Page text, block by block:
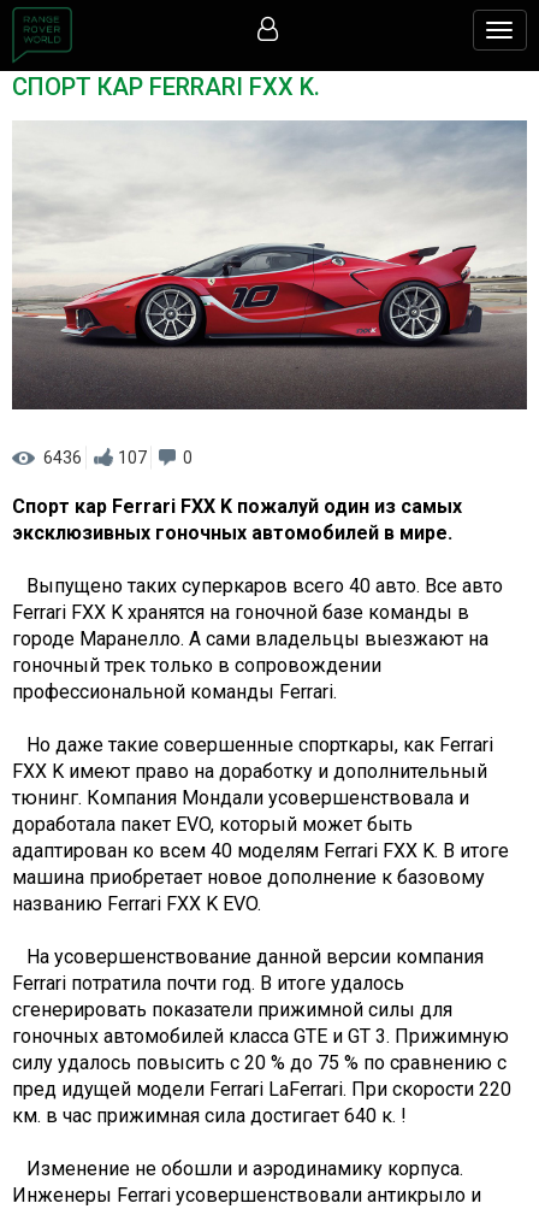
СПОРТ КАР FERRARI FXX K.
6436 107 0
Спорт кар Ferrari FXX K пожалуй один из самых
эксклюзивных гоночных автомобилей в мире.
Выпущено таких суперкаров всего 40 авто. Все авто
Ferrari FXX K хранятся на гоночной базе команды в
городе Маранелло. А сами владельцы выезжают на
гоночный трек только в сопровождении
профессиональной команды Ferrari.
Но даже такие совершенные спорткары, как Ferrari
FXX K имеют право на доработку и дополнительный
тюнинг. Компания Мондали усовершенствовала и
доработала пакет EVO, который может быть
адаптирован ко всем 40 моделям Ferrari FXX K. В итоге
машина приобретает новое дополнение к базовому
названию Ferrari FXX K EVO.
На усовершенствование данной версии компания
Ferrari потратила почти год. В итоге удалось
сгенерировать показатели прижимной силы для
гоночных автомобилей класса GTE и GT 3. Прижимную
силу удалось повысить с 20 % до 75 % по сравнению с
пред идущей модели Ferrari LaFerrari. При скорости 220
км. в час прижимная сила достигает 640 к. !
Изменение не обошли и аэродинамику корпуса.
Инженеры Ferrari усовершенствовали антикрыло и